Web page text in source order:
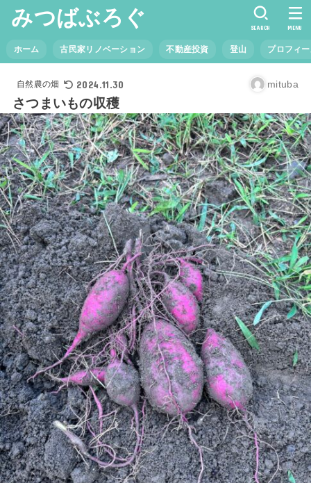
みつばぶろぐ
ホーム 古民家リノベーション 不動産投資 登山 プロフィ
SEARCH MENU
自然農の畑 2024.11.30 mituba
さつまいもの収穫